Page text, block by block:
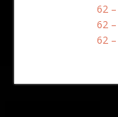
62
62
62